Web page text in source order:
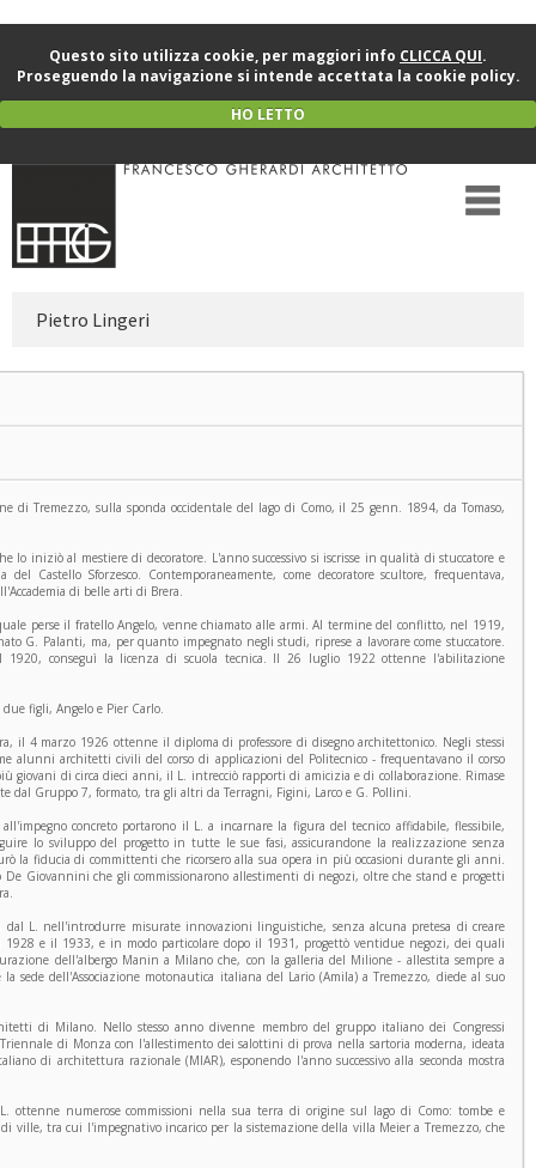
Questo sito utilizza cookie, per maggiori info CLICCA QUI.
Proseguendo la navigazione si intende accettata la cookie policy.
HO LETTO
Pietro Lingeri
di Tremezzo, sulla sponda occidentale del lago di Como, il 25 genn. 1894, da Tomaso,
iniziò al mestiere di decoratore. L'anno successivo si iscrisse in qualità di stuccatore e
Castello Sforzesco. Contemporaneamente, come decoratore scultore, frequentava,
di belle arti di Brera.
perse il fratello Angelo, venne chiamato alle armi. Al termine del conflitto, nel 1919,
G. Palanti, ma, per quanto impegnato negli studi, riprese a lavorare come stuccatore.
1920, conseguì la licenza di scuola tecnica. Il 26 luglio 1922 ottenne l'abilitazione
figli, Angelo e Pier Carlo.
il 4 marzo 1926 ottenne il diploma di professore di disegno architettonico. Negli stessi
alunni architetti civili del corso di applicazioni del Politecnico - frequentavano il corso
giovani di circa dieci anni, il L. intrecciò rapporti di amicizia e di collaborazione. Rimase
dal Gruppo 7, formato, tra gli altri da Terragni, Figini, Larco e G. Pollini.
concreto portarono il L. a incarnare la figura del tecnico affidabile, flessibile,
lo sviluppo del progetto in tutte le sue fasi, assicurandone la realizzazione senza
la fiducia di committenti che ricorsero alla sua opera in più occasioni durante gli anni.
Giovannini che gli commissionarono allestimenti di negozi, oltre che stand e progetti
L. nell'introdurre misurate innovazioni linguistiche, senza alcuna pretesa di creare
e il 1933, e in modo particolare dopo il 1931, progettò ventidue negozi, dei quali
dell'albergo Manin a Milano che, con la galleria del Milione - allestita sempre a
dell'Associazione motonautica italiana del Lario (Amila) a Tremezzo, diede al suo
di Milano. Nello stesso anno divenne membro del gruppo italiano dei Congressi
di Monza con l'allestimento dei salottini di prova nella sartoria moderna, ideata
di architettura razionale (MIAR), esponendo l'anno successivo alla seconda mostra
ottenne numerose commissioni nella sua terra di origine sul lago di Como: tombe e
tra cui l'impegnativo incarico per la sistemazione della villa Meier a Tremezzo, che